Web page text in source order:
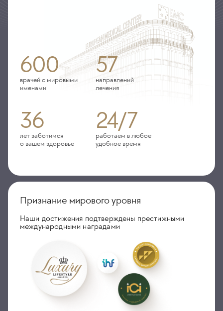
600
врачей с мировыми
именами
57
направлений
лечения
36
лет заботимся
о вашем здоровье
24/7
работаем в любое
удобное время
Признание мирового уровня
Наши достижения подтверждены престижными
международными наградами